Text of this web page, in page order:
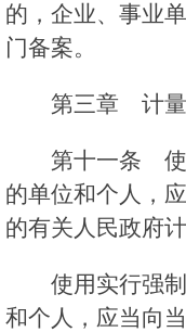
的，企业、事业
门备案。
第三章 计
第十一条 使
的单位和个人，
的有关人民政府
使用实行强
和个人，应当向